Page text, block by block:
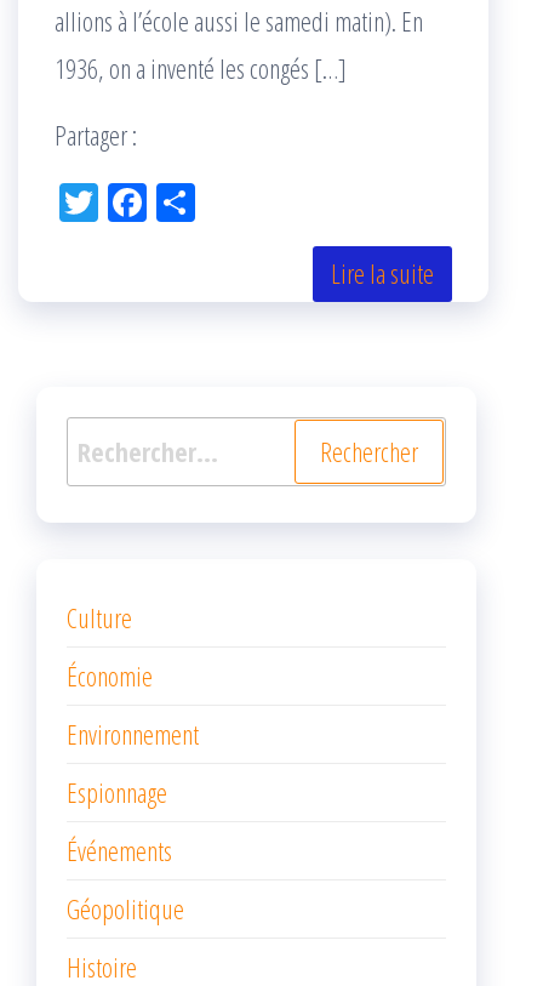
allions à l’école aussi le samedi matin). En
1936, on a inventé les congés […]
Partager :
Tw Fac
k r
Lire la suite
Rechercher :
Culture
Économie
Environnement
Espionnage
Événements
Géopolitique
Histoire